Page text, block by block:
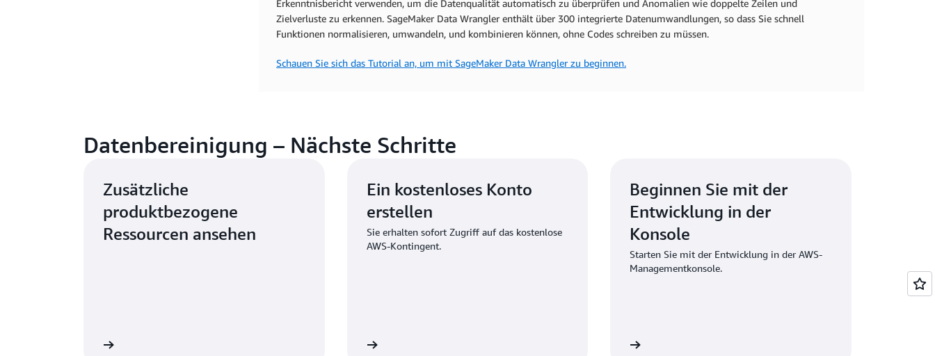
Erkenntnisbericht verwenden, um die Datenqualität automatisch zu überprüfen und Anomalien wie doppelte Zeilen und
Zielverluste zu erkennen. SageMaker Data Wrangler enthält über 300 integrierte Datenumwandlungen, so dass Sie schnell
Funktionen normalisieren, umwandeln, und kombinieren können, ohne Codes schreiben zu müssen.
Schauen Sie sich das Tutorial an, um mit SageMaker Data Wrangler zu beginnen.
Datenbereinigung – Nächste Schritte
Zusätzliche
produktbezogene
Ressourcen ansehen
Ein kostenloses Konto
erstellen
Sie erhalten sofort Zugriff auf das kostenlose
AWS-Kontingent.
Beginnen Sie mit der
Entwicklung in der
Konsole
Starten Sie mit der Entwicklung in der AWS-
Managementkonsole.